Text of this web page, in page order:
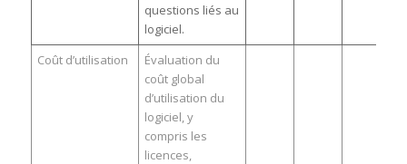
questions liés au
logiciel.
Coût d’utilisation
Évaluation du
coût global
d’utilisation du
logiciel, y
compris les
licences,